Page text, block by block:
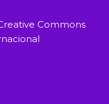
Commons